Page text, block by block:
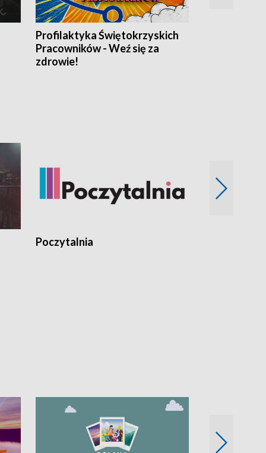
Profilaktyka Świętokrzyskich
Pracowników - Weź się za
zdrowie!
Poczytalnia